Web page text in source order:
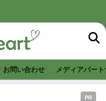
お問い合わせ メディアパー
PR